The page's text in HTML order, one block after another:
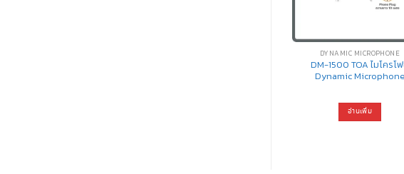
DYNAMIC MICROPHONE
DM-1500 TOA ไมโครโ
Dynamic Microphone
อ่านเพิ่ม